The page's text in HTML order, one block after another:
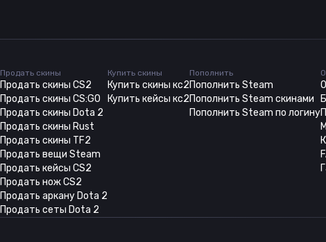
Продать скины
Продать скины CS2
Продать скины CS:GO
Продать скины Dota 2
Продать скины Rust
Продать скины TF2
Продать вещи Steam
Продать кейсы CS2
Продать нож CS2
Продать аркану Dota 2
Продать сеты Dota 2
Купить скины
Купить скины кс2
Купить кейсы кс2
Пополнить
Пополнить Steam
Пополнить Steam скинами
Пополнить Steam по логину